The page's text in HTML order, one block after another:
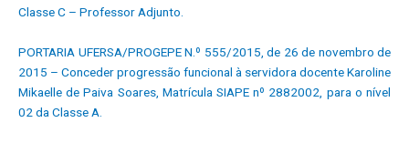
Classe C – Professor Adjunto.
PORTARIA UFERSA/PROGEPE N.º 555/2015, de 26 de novembro de
2015 – Conceder progressão funcional à servidora docente Karoline
Mikaelle de Paiva Soares, Matrícula SIAPE nº 2882002, para o nível
02 da Classe A.